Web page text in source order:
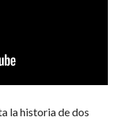
la historia de dos